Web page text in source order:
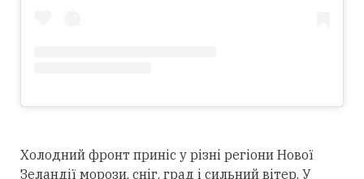
Холодний фронт приніс у різні регіони Нової
Зеландії морози, сніг, град і сильний вітер. У